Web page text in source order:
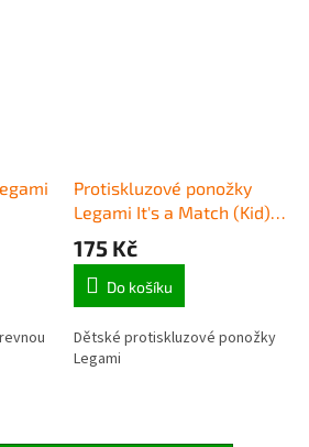
Protiskluzové ponožky
Legami It's a Match (Kid) -
Penguin
175 Kč
Do košíku
Dětské protiskluzové ponožky
Legami